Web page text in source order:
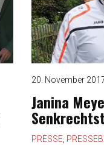
20. November
Janina
PRESSE